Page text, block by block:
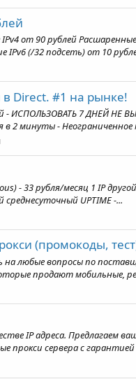
от 90 рублей
IPv6 (/32 подсеть) от 10
в Direct. #1 на рынке!
- ИСПОЛЬЗОВАТЬ 7 ДНЕЙ НЕ
2 минуты - Неограниченное
- 33 рубля/месяц 1 IP
UPTIME -...
(промокоды,
любые вопросы по
продают мобильные,
IP адреса. Предлагаем
прокси сервера с